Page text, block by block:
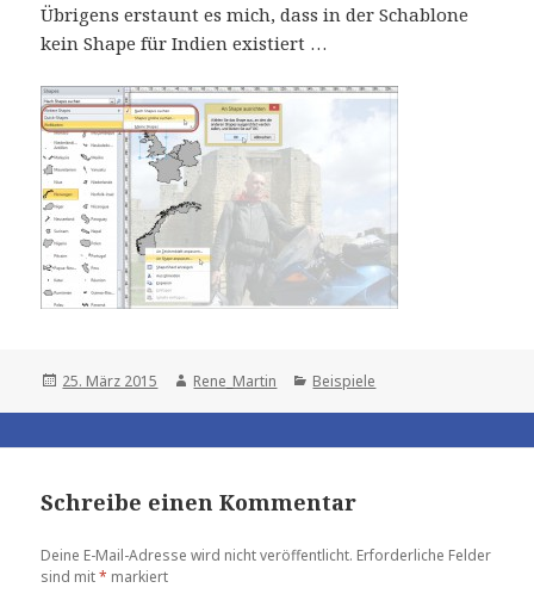
Übrigens erstaunt es mich, dass in der Schablone
kein Shape für Indien existiert …
Posted
25. März 2015 Author
Rene_Martin Categories
Beispiele
Schreibe einen Kommentar
Deine E-Mail-Adresse wird nicht veröffentlicht. Erforderliche Felder
sind mit* markiert